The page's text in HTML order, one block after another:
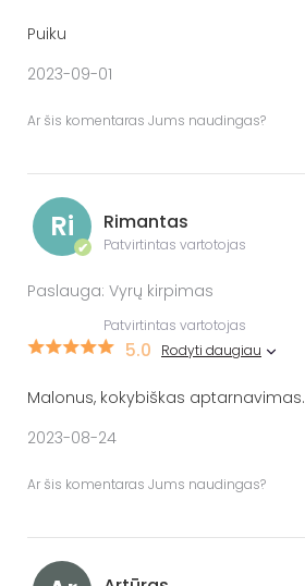
Puiku
2023-09-01
Ar šis komentaras Jums naudingas?
Ri
✔
Rimantas
Patvirtintas vartotojas
Paslauga: Vyrų kirpimas
Patvirtintas vartotojas
5.0 Rodyti daugiau
Malonus, kokybiškas aptarnavimas.
2023-08-24
Ar šis komentaras Jums naudingas?